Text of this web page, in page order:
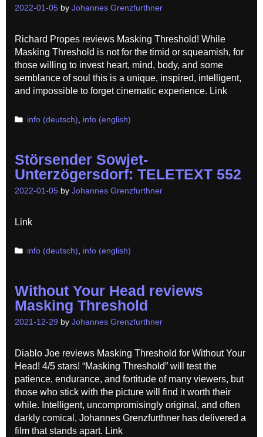
2022-01-05 by Johannes Grenzfurthner
Richard Propes reviews Masking Threshold! While
Masking Threshold is not for the timid or squeamish, for
those willing to invest heart, mind, body, and some
semblance of soul this is a unique, inspired, intelligent,
and impossible to forget cinematic experience. Link
Categories
info (deutsch) info (english)
Störsender Sowjet-
Unterzögersdorf: TELETEXT 552
2022-01-05 by Johannes Grenzfurthner
Link
Categories
info (deutsch) info (english)
Without Your Head reviews
Masking Threshold
2021-12-29 by Johannes Grenzfurthner
Diablo Joe reviews Masking Threshold for Without Your
Head! 4/5 stars! “Masking Threshold” will test the
patience, endurance, and fortitude of many viewers, but
those who stick with the picture will find it worth their
while. Intelligent, uncompromisingly original, and often
darkly comical, Johannes Grenzfurthner has delivered a
film that stands apart. Link